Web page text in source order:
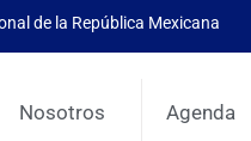
de la República Mexicana
Nosotros Agenda